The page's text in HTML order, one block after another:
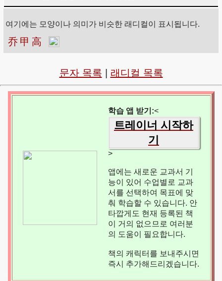
여기에는 모양이나 의미가 비슷한 래디컬이 표시됩니다.
乔 甲 高
문자 목록 래디컬 목록
학습 앱 받기:<
트레이너 시작하
기
>
앱에는 새로운 교과서 기
능이 있어 수업별로 교과
서를 선택하여 목표에 맞
춰 학습할 수 있습니다. 안
타깝게도 현재 등록된 책
이 거의 없으므로 여러분
의 도움이 필요합니다.
책의 캐릭터를 보내주시면
즉시 추가해드리겠습니다.